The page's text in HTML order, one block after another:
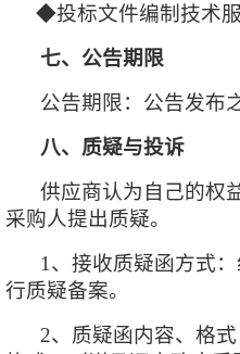
◆投标文件编制技术
七、公告期限
公告期限：公告发布
八、质疑与投诉
供应商认为自己的权
采购人提出质疑。
1、接收质疑函方式
行质疑备案。
2、质疑函内容、格